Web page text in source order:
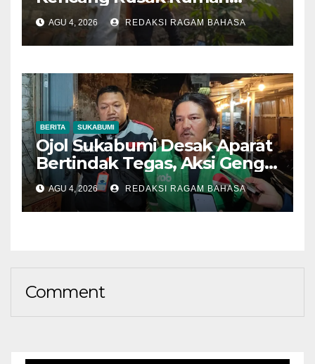
Warga di Dramaga, BPBD
Lakukan Pendataan
AGU 4, 2026 REDAKSI RAGAM BAHASA
BERITA SUKABUMI
Ojol Sukabumi Desak Aparat
Bertindak Tegas, Aksi Geng
Motor Dinilai Semakin
Mengancam Keselamatan
AGU 4, 2026 REDAKSI RAGAM BAHASA
Comment